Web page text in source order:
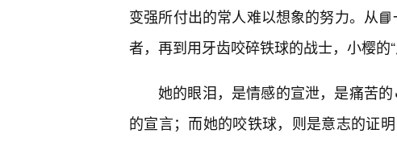
变强所付出的常人难以想象的努力。从
者，再到用牙齿咬碎铁球的战士，小樱的
她的眼泪，是情感的宣泄，是痛苦
的宣言；而她的咬铁球，则是意志的证